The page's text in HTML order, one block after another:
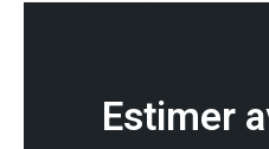
Estimer